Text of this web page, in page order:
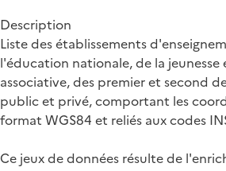
Description
Liste des établissements
l'éducation nationale, de la jeunesse
associative, des premier et second
public et privé, comportant les
format WGS84 et reliés aux codes
Ce jeux de données résulte de